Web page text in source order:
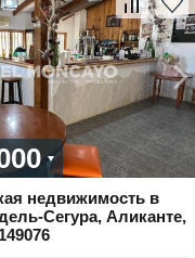
недвижимость в
Сегура, Аликанте,